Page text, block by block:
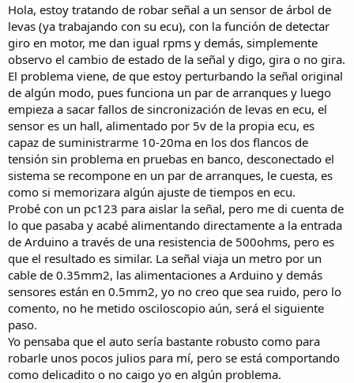
Hola, estoy tratando de robar señal a un sensor de árbol de
levas (ya trabajando con su ecu), con la función de detectar
giro en motor, me dan igual rpms y demás, simplemente
observo el cambio de estado de la señal y digo, gira o no gira.
El problema viene, de que estoy perturbando la señal original
de algún modo, pues funciona un par de arranques y luego
empieza a sacar fallos de sincronización de levas en ecu, el
sensor es un hall, alimentado por 5v de la propia ecu, es
capaz de suministrarme 10-20ma en los dos flancos de
tensión sin problema en pruebas en banco, desconectado el
sistema se recompone en un par de arranques, le cuesta, es
como si memorizara algún ajuste de tiempos en ecu.
Probé con un pc123 para aislar la señal, pero me di cuenta de
lo que pasaba y acabé alimentando directamente a la entrada
de Arduino a través de una resistencia de 500ohms, pero es
que el resultado es similar. La señal viaja un metro por un
cable de 0.35mm2, las alimentaciones a Arduino y demás
sensores están en 0.5mm2, yo no creo que sea ruido, pero lo
comento, no he metido osciloscopio aún, será el siguiente
paso.
Yo pensaba que el auto sería bastante robusto como para
robarle unos pocos julios para mí, pero se está comportando
como delicadito o no caigo yo en algún problema.